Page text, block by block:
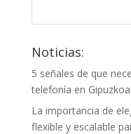
Noticias:
5 señales de que
telefonía en Gipuzkoa
La importancia de
flexible y escalable